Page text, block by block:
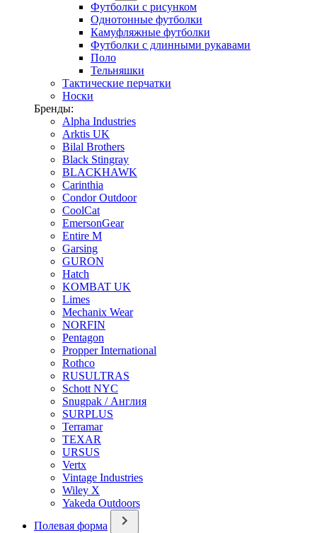
Футболки с рисунком
Однотонные футболки
Камуфляжные футболки
Футболки с длинными рукавами
Поло
Тельняшки
Тактические перчатки
Носки
Бренды:
Alpha Industries
Arktis UK
Bilal Brothers
Black Stingray
BLACKHAWK
Carinthia
Condor Outdoor
CoolCat
EmersonGear
Entire M
Garsing
GURON
Hatch
KOMBAT UK
Limes
Mechanix Wear
NORFIN
Pentagon
Propper International
Rothco
RUSULTRAS
Schott NYC
Snugpak / Англия
SURPLUS
Terramar
TEXAR
URSUS
Vertx
Vintage Industries
Wiley X
Yakeda Outdoors
Полевая форма